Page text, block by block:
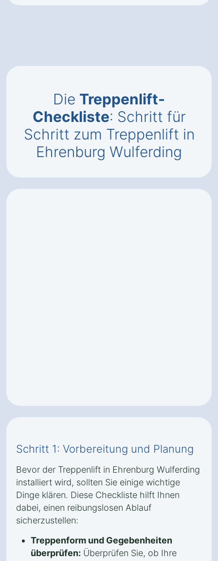
Die Treppenlift-
Checkliste: Schritt für
Schritt zum Treppenlift in
Ehrenburg Wulferding
Schritt 1: Vorbereitung und Planung
Bevor der Treppenlift in Ehrenburg Wulferding
installiert wird, sollten Sie einige wichtige
Dinge klären. Diese Checkliste hilft Ihnen
dabei, einen reibungslosen Ablauf
sicherzustellen:
Treppenform und Gegebenheiten
überprüfen: Überprüfen Sie, ob Ihre